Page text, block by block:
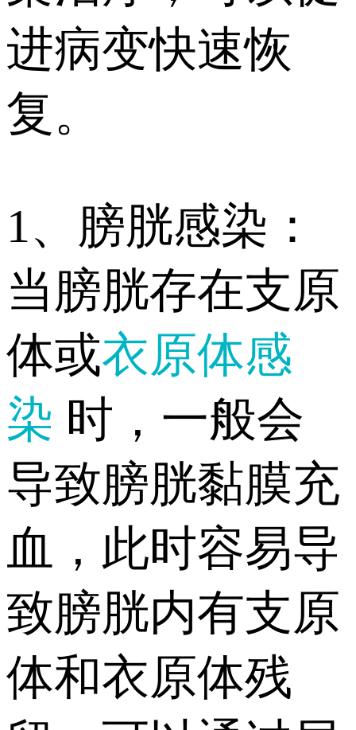
进病变快速恢
复。
1、膀胱感染：
当膀胱存在支原
体或衣原体感
染 时，一般会
导致膀胱黏膜充
血，此时容易导
致膀胱内有支原
体和衣原体残